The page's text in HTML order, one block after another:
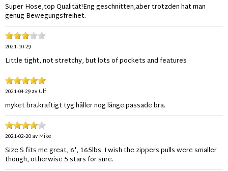
Super Hose,top Qualität!Eng geschnitten,aber trotzden hat man
genug Bewegungsfreihet.
2021-10-29
Little tight, not stretchy, but lots of pockets and features
2021-04-29av Ulf
myket bra.kraftigt tyg.håller nog länge.passade bra.
2021-02-20av Mike
Size S fits me great, 6', 165lbs. I wish the zippers pulls were smaller
though, otherwise 5 stars for sure.